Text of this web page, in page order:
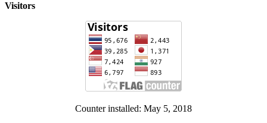
Visitors
Counter installed: May 5, 2018